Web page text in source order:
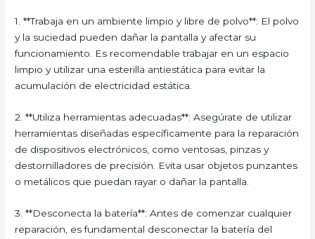
1. **Trabaja en un ambiente limpio y libre de polvo**: El polvo
y la suciedad pueden dañar la pantalla y afectar su
funcionamiento. Es recomendable trabajar en un espacio
limpio y utilizar una esterilla antiestática para evitar la
acumulación de electricidad estática.
2. **Utiliza herramientas adecuadas**: Asegúrate de utilizar
herramientas diseñadas específicamente para la reparación
de dispositivos electrónicos, como ventosas, pinzas y
destornilladores de precisión. Evita usar objetos punzantes
o metálicos que puedan rayar o dañar la pantalla.
3. **Desconecta la batería**: Antes de comenzar cualquier
reparación, es fundamental desconectar la batería del